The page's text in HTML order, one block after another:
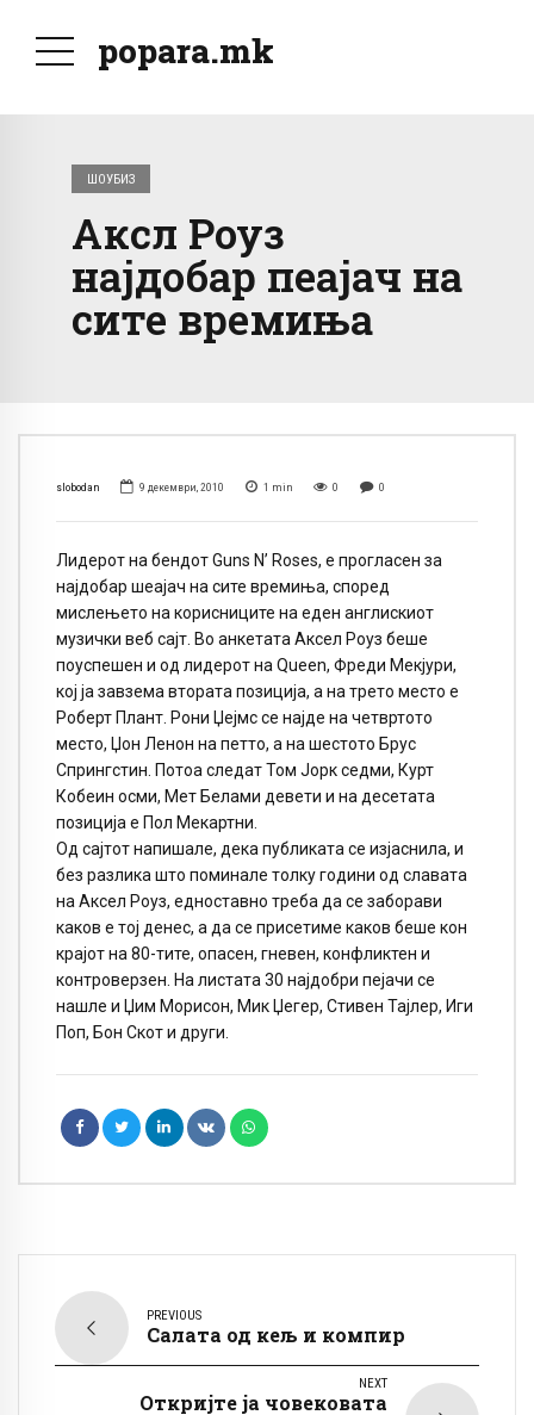
popara.mk
ШОУБИЗ
Аксл Роуз
најдобар пеајач на
сите времиња
slobodan 9 декември, 2010 1 min 0 0
Лидерот на бендот Guns N’ Roses, е прогласен за
најдобар шеајач на сите времиња, според
мислењето на корисниците на еден англискиот
музички веб сајт. Во анкетата Аксел Роуз беше
поуспешен и од лидерот на Queen, Фреди Мекјури,
кој ја завзема втората позиција, а на трето место е
Роберт Плант. Рони Џејмс се најде на четвртото
место, Џон Ленон на петто, а на шестото Брус
Спрингстин. Потоа следат Том Јорк седми, Курт
Кобеин осми, Мет Белами девети и на десетата
позиција е Пол Мекартни.
Од сајтот напишале, дека публиката се изјаснила, и
без разлика што поминале толку години од славата
на Аксел Роуз, едноставно треба да се заборави
каков е тој денес, а да се присетиме каков беше кон
крајот на 80-тите, опасен, гневен, конфликтен и
контроверзен. На листата 30 најдобри пејачи се
нашле и Џим Морисон, Мик Џегер, Стивен Тајлер, Иги
Поп, Бон Скот и други.
PREVIOUS
Салата од кељ и компир
NEXT
Откријте ја човековата